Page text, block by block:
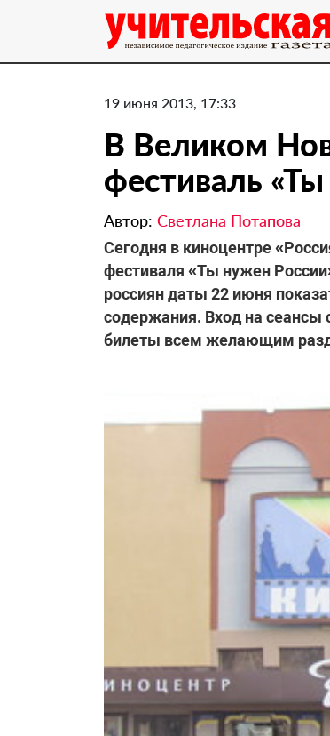
19 июня 2013, 17:33
В Великом
фестиваль
Автор: Светлана Потапова
Сегодня в киноцентре
фестиваля «Ты нужен
россиян даты 22 июня
содержания. Вход на сеансы
билеты всем желающим